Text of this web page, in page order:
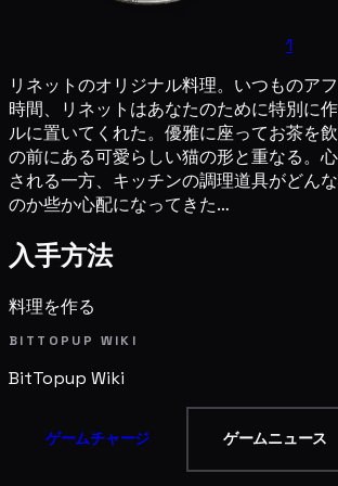
1
リネットのオリジナル料理。いつものア
時間、リネットはあなたのために特別に
ルに置いてくれた。優雅に座ってお茶を
の前にある可愛らしい猫の形と重なる。
される一方、キッチンの調理道具がどん
のか些か心配になってきた…
入手方法
料理を作る
BITTOPUP WIKI
BitTopup Wiki
ゲームチャージ ゲームニュース